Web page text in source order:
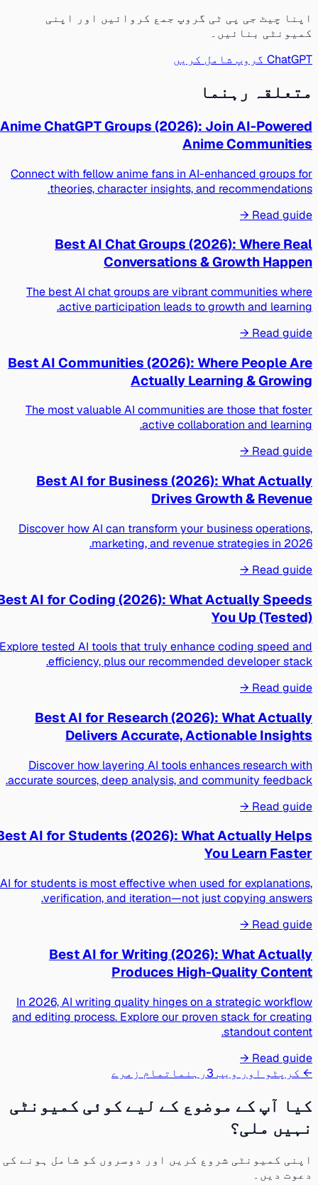
اپنا چیٹ جی پی ٹی گروپ جمع کروائیں اور اپنی
کمیونٹی بنائیں۔
ChatGPT گروپ شامل کریں
متعلقہ رہنما
Anime ChatGPT Groups (2026): Join AI-Powered
Anime Communities
Connect with fellow anime fans in AI-enhanced groups for
theories, character insights, and recommendations.
Read guide →
Best AI Chat Groups (2026): Where Real
Conversations & Growth Happen
The best AI chat groups are vibrant communities where
active participation leads to growth and learning.
Read guide →
Best AI Communities (2026): Where People Are
Actually Learning & Growing
The most valuable AI communities are those that foster
active collaboration and learning.
Read guide →
Best AI for Business (2026): What Actually
Drives Growth & Revenue
Discover how AI can transform your business operations,
marketing, and revenue strategies in 2026.
Read guide →
Best AI for Coding (2026): What Actually Speeds
You Up (Tested)
Explore tested AI tools that truly enhance coding speed and
efficiency, plus our recommended developer stack.
Read guide →
Best AI for Research (2026): What Actually
Delivers Accurate, Actionable Insights
Discover how layering AI tools enhances research with
accurate sources, deep analysis, and community feedback.
Read guide →
Best AI for Students (2026): What Actually Helps
You Learn Faster
AI for students is most effective when used for explanations,
verification, and iteration—not just copying answers.
Read guide →
Best AI for Writing (2026): What Actually
Produces High-Quality Content
In 2026, AI writing quality hinges on a strategic workflow
and editing process. Explore our proven stack for creating
standout content.
Read guide →
← کرپٹو اور ویب 3 رہنماتمام زمرے
کیا آپ کے موضوع کے لیے کوئی کمیونٹی
نہیں ملی؟
اپنی کمیونٹی شروع کریں اور دوسروں کو شامل ہونے کی
دعوت دیں۔